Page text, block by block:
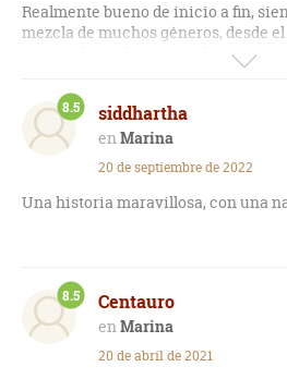
Realmente bueno de inicio a fin,
mezcla de muchos géneros, desde
y pasando por la ciencia ficción,
atmósfera gótica que a mí, en lo
totalmente.
Un libro ultra recomendable y una
adentrarse en la obra de este gran
siddhartha
Marina
8.5
20 de septiembre de 2022
Una historia maravillosa, con una
Centauro
Marina
8.5
20 de abril de 2021